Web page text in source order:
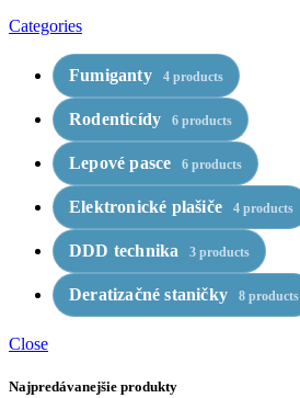
Categories
Fumiganty 4 products
Rodenticídy 6 products
Lepové pasce 6 products
Elektronické plašiče 4 products
DDD technika 3 products
Deratizačné staničky 8 products
Close
Najpredávanejšie produkty